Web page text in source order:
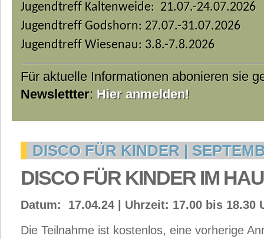
Jugendtreff Kaltenweide: 21.07.-24.07.2026
Jugendtreff Godshorn: 27.07.-31.07.2026
Jugendtreff Wiesenau: 3.8.-7.8.2026
Für aktuelle Informationen abonieren sie
Newslettter: Hier anmelden!
DISCO FÜR KINDER |
DISCO FÜR KINDER IM
Datum: 17.04.24 | Uhrzeit: 17.00 bis 18.30
Die Teilnahme ist kostenlos, eine vorherige